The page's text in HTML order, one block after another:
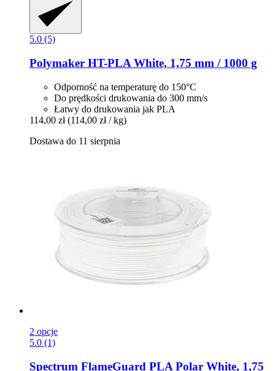
5.0 (5)
Polymaker HT-​PLA White, 1,75 mm / 1000 g
Odporność na temperaturę do 150°C
Do prędkości drukowania do 300 mm/s
Łatwy do drukowania jak PLA
114,00 zł (114,00 zł / kg)
Dostawa do 11 sierpnia
2 opcje
5.0 (1)
Spectrum FlameGuard PLA Polar White, 1,75